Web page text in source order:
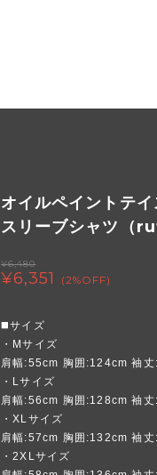
オイルペイントテ
スリーブシャツ（
¥6,480
¥6,351 (2%OFF)
◼️サイズ
・Mサイズ
肩幅:55cm 胸囲:124cm 袖
・Lサイズ
肩幅:56cm 胸囲:128cm 袖
・XLサイズ
肩幅:57cm 胸囲:132cm 袖
・2XLサイズ